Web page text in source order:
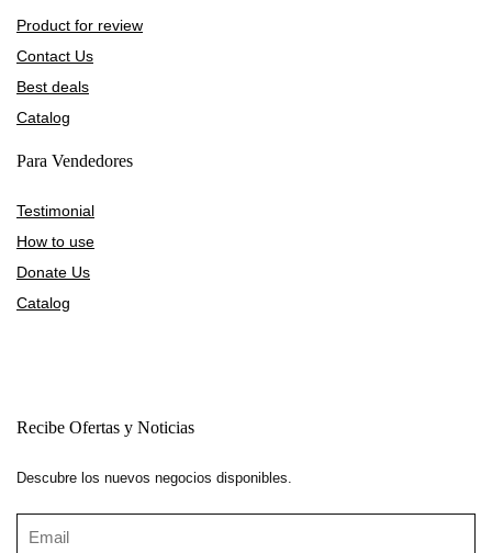
Product for review
Contact Us
Best deals
Catalog
Para Vendedores
Testimonial
How to use
Donate Us
Catalog
Recibe Ofertas y Noticias
Descubre los nuevos negocios disponibles.